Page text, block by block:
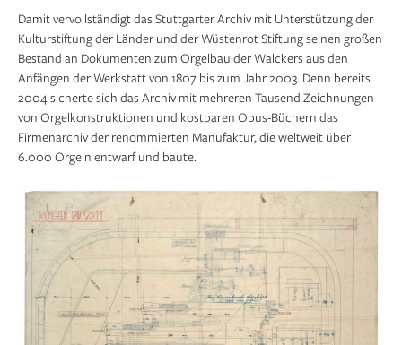
Damit vervollständigt das Stuttgarter Archiv mit Unterstützung der
Kulturstiftung der Länder und der Wüstenrot Stiftung seinen großen
Bestand an Dokumenten zum Orgelbau der Walckers aus den
Anfängen der Werkstatt von 1807 bis zum Jahr 2003. Denn bereits
2004 sicherte sich das Archiv mit mehreren Tausend Zeichnungen
von Orgelkonstruktionen und kostbaren Opus-Büchern das
Firmenarchiv der renommierten Manufaktur, die weltweit über
6.000 Orgeln entwarf und baute.